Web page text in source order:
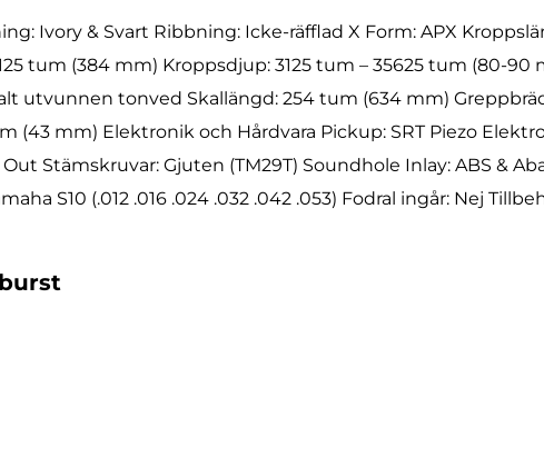
Ivory & Svart Ribbning: Icke-räfflad X Form: APX
tum (384 mm) Kroppsdjup: 3125 tum – 35625 tum (80-90
utvunnen tonved Skallängd: 254 tum (634 mm)
(43 mm) Elektronik och Hårdvara Pickup: SRT Piezo
Stämskruvar: Gjuten (TM29T) Soundhole Inlay: ABS &
S10 (.012 .016 .024 .032 .042 .053) Fodral ingår: Nej